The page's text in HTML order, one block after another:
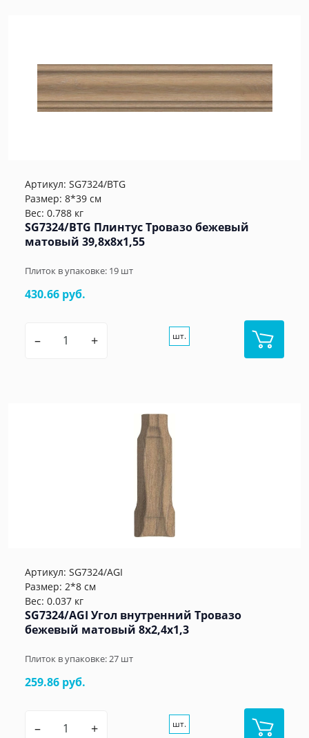
Артикул: SG7324/BTG
Размер: 8*39 см
Вес: 0.788 кг
SG7324/BTG Плинтус Тровазо бежевый
матовый 39,8x8x1,55
Плиток в упаковке: 19 шт
430.66 руб.
– + шт.
Артикул: SG7324/AGI
Размер: 2*8 см
Вес: 0.037 кг
SG7324/AGI Угол внутренний Тровазо
бежевый матовый 8x2,4x1,3
Плиток в упаковке:27 шт
259.86 руб.
– + шт.